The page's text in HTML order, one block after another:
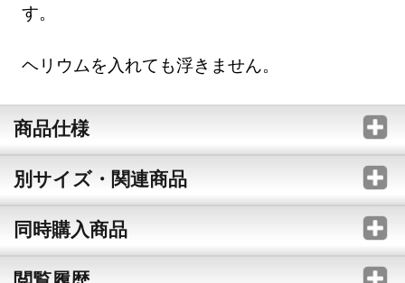
す。
ヘリウムを入れても浮きません。
商品仕様
別サイズ・関連商品
同時購入商品